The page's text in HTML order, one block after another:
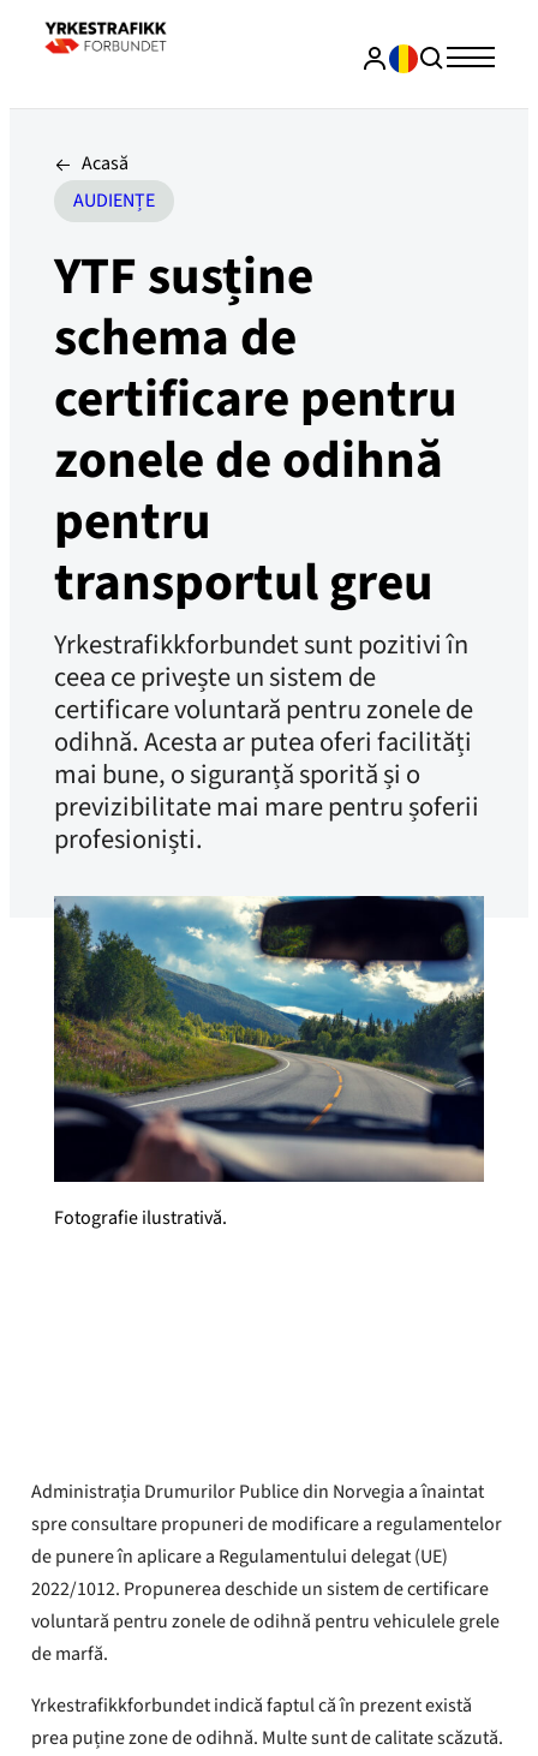
Acasă
AUDIENȚE
YTF susține
schema de
certificare pentru
zonele de odihnă
pentru
transportul greu
Yrkestrafikkforbundet sunt pozitivi în
ceea ce privește un sistem de
certificare voluntară pentru zonele de
odihnă. Acesta ar putea oferi facilități
mai bune, o siguranță sporită și o
previzibilitate mai mare pentru șoferii
profesioniști.
Fotografie ilustrativă.
Administrația Drumurilor Publice din Norvegia a înaintat
spre consultare propuneri de modificare a regulamentelor
de punere în aplicare a Regulamentului delegat (UE)
2022/1012. Propunerea deschide un sistem de certificare
voluntară pentru zonele de odihnă pentru vehiculele grele
de marfă.
Yrkestrafikkforbundet indică faptul că în prezent există
prea puține zone de odihnă. Multe sunt de calitate scăzută.